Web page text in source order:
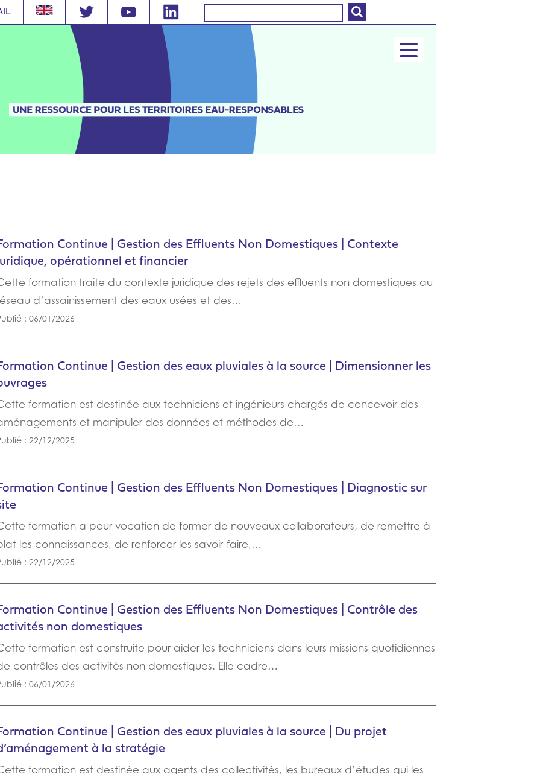
Continue | Gestion des Effluents Non Domestiques | Contexte
opérationnel et financier
formation traite du contexte juridique des rejets des effluents non domestiques au
d’assainissement des eaux usées et des…
: 06/01/2026
Continue | Gestion des eaux pluviales à la source | Dimensionner les
formation est destinée aux techniciens et ingénieurs chargés de concevoir des
et manipuler des données et méthodes de…
: 22/12/2025
Continue | Gestion des Effluents Non Domestiques | Diagnostic sur
formation a pour vocation de former de nouveaux collaborateurs, de remettre à
les connaissances, de renforcer les savoir-faire,…
: 22/12/2025
Continue | Gestion des Effluents Non Domestiques | Contrôle des
non domestiques
formation est construite pour aider les techniciens dans leurs missions quotidiennes
contrôles des activités non domestiques. Elle cadre…
: 06/01/2026
Continue | Gestion des eaux pluviales à la source | Du projet
à la stratégie
formation est destinée aux agents des collectivités, les bureaux d’études qui les